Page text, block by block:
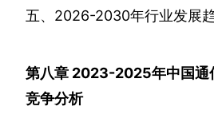
五、 2026-2030年行业发展
第八章 2023-2025年中国通
竞争分析